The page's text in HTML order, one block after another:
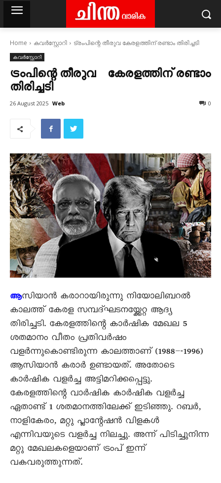
Home കവര്‍സ്റ്റോറി ട്രംപിന്റെ തീരുവ കേരളത്തിന് രണ്ടാം തിരിച്ചടി
കവര്‍സ്റ്റോറി
ട്രംപിന്റെ തീരുവ കേരളത്തിന് രണ്ടാം
തിരിച്ചടി
26 August 2025 Web 0
ആസിയാൻ കരാറായിരുന്നു നിയോലിബറൽ
കാലത്ത് കേരള സമ്പദ്ഘടനയ്ക്കേറ്റ ആദ്യ
തിരിച്ചടി. കേരളത്തിന്റെ കാർഷിക മേഖല 5
ശതമാനം വീതം പ്രതിവർഷം
വളർന്നുകൊണ്ടിരുന്ന കാലത്താണ് (1988–-1996)
ആസിയാൻ കരാർ ഉണ്ടായത്. അതോടെ
കാർഷിക വളർച്ച അട്ടിമറിക്കപ്പെട്ടു.
കേരളത്തിന്റെ വാർഷിക കാർഷിക വളർച്ച
ഏതാണ്ട് 1 ശതമാനത്തിലേക്ക് ഇടിഞ്ഞു. റബർ,
നാളികേരം, മറ്റു പ്ലാന്റേഷൻ വിളകൾ
എന്നിവയുടെ വളർച്ച നിലച്ചു. അന്ന് പിടിച്ചുനിന്ന
മറ്റു മേഖലകളെയാണ് ട്രംപ് ഇന്ന്
വകവരുത്തുന്നത്.